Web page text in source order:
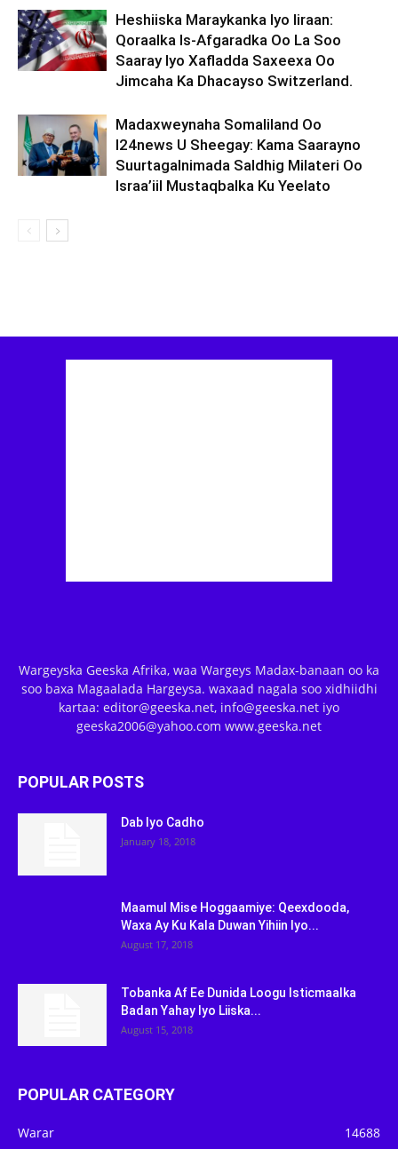
Heshiiska Maraykanka Iyo Iiraan:
Qoraalka Is-Afgaradka Oo La Soo
Saaray Iyo Xafladda Saxeexa Oo
Jimcaha Ka Dhacayso Switzerland.
Madaxweynaha Somaliland Oo
I24news U Sheegay: Kama Saarayno
Suurtagalnimada Saldhig Milateri Oo
Israa’iil Mustaqbalka Ku Yeelato
Wargeyska Geeska Afrika, waa Wargeys Madax-banaan oo ka
soo baxa Magaalada Hargeysa. waxaad nagala soo xidhiidhi
kartaa: editor@geeska.net, info@geeska.net iyo
geeska2006@yahoo.com www.geeska.net
POPULAR POSTS
Dab Iyo Cadho
January 18, 2018
Maamul Mise Hoggaamiye: Qeexdooda,
Waxa Ay Ku Kala Duwan Yihiin Iyo...
August 17, 2018
Tobanka Af Ee Dunida Loogu Isticmaalka
Badan Yahay Iyo Liiska...
August 15, 2018
POPULAR CATEGORY
Warar 14688